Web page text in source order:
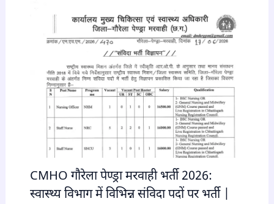
CMHO गौरेला पेण्ड्रा मरवाही भर्ती 2026:
स्वास्थ्य विभाग में विभिन्न संविदा पदों पर भर्ती |